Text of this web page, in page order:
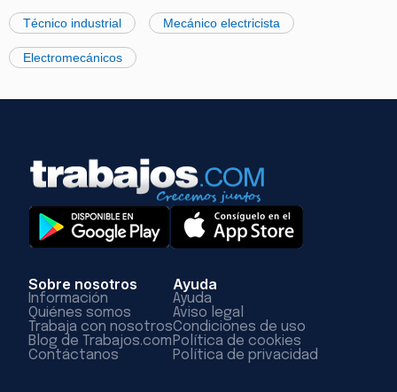
Técnico industrial Mecánico electricista
Electromecánicos
Sobre nosotros
Información
Quiénes somos
Trabaja con nosotros
Blog de Trabajos.com
Contáctanos
Ayuda
Ayuda
Aviso legal
Condiciones de uso
Política de cookies
Política de privacidad